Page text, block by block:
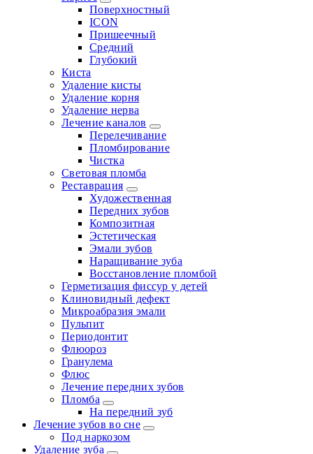
Поверхностный
ICON
Пришеечный
Средний
Глубокий
Киста
Удаление кисты
Удаление корня
Удаление нерва
Лечение каналов
Перелечивание
Пломбирование
Чистка
Световая пломба
Реставрация
Художественная
Передних зубов
Композитная
Эстетическая
Эмали зубов
Наращивание зуба
Восстановление пломбой
Герметизация фиссур у детей
Клиновидный дефект
Микроабразия эмали
Пульпит
Периодонтит
Флюороз
Гранулема
Флюс
Лечение передних зубов
Пломба
На передний зуб
Лечение зубов во сне
Под наркозом
Удаление зуба